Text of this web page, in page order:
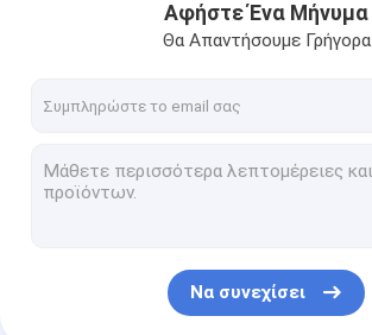
Αφήστε Ένα Μήνυμα
Θα Απαντήσουμε Γρήγορα
Να συνεχίσει